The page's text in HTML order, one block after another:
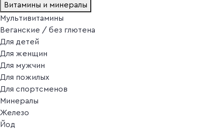
Витамины и минералы
Мультивитамины
Веганские / без глютена
Для детей
Для женщин
Для мужчин
Для пожилых
Для спортсменов
Минералы
Железо
Йод